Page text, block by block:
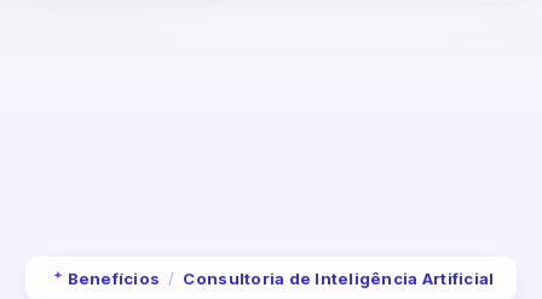
Benefícios / Consultoria de Inteligência Artificial